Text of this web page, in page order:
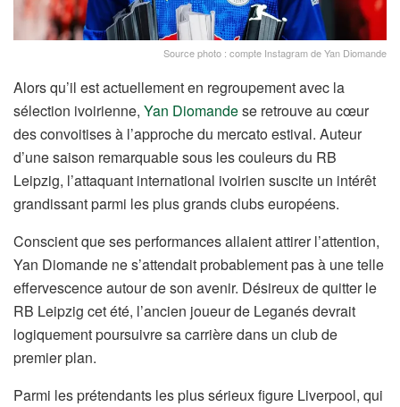
Source photo : compte Instagram de Yan Diomande
Alors qu’il est actuellement en regroupement avec la
sélection ivoirienne, Yan Diomandese retrouve au cœur
des convoitises à l’approche du mercato estival. Auteur
d’une saison remarquable sous les couleurs du RB
Leipzig, l’attaquant international ivoirien suscite un intérêt
grandissant parmi les plus grands clubs européens.
Conscient que ses performances allaient attirer l’attention,
Yan Diomande ne s’attendait probablement pas à une telle
effervescence autour de son avenir. Désireux de quitter le
RB Leipzig cet été, l’ancien joueur de Leganés devrait
logiquement poursuivre sa carrière dans un club de
premier plan.
Parmi les prétendants les plus sérieux figure Liverpool, qui